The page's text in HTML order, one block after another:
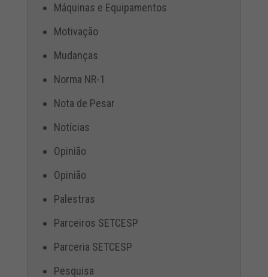
Máquinas e Equipamentos
Motivação
Mudanças
Norma NR-1
Nota de Pesar
Notícias
Opinião
Opinião
Palestras
Parceiros SETCESP
Parceria SETCESP
Pesquisa